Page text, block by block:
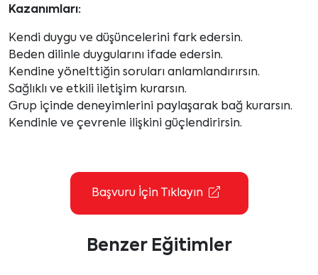
Kazanımları:
Kendi duygu ve düşüncelerini fark edersin.
Beden dilinle duygularını ifade edersin.
Kendine yönelttiğin soruları anlamlandırırsın.
Sağlıklı ve etkili iletişim kurarsın.
Grup içinde deneyimlerini paylaşarak bağ kurarsın.
Kendinle ve çevrenle ilişkini güçlendirirsin.
Başvuru İçin Tıklayın
Benzer Eğitimler